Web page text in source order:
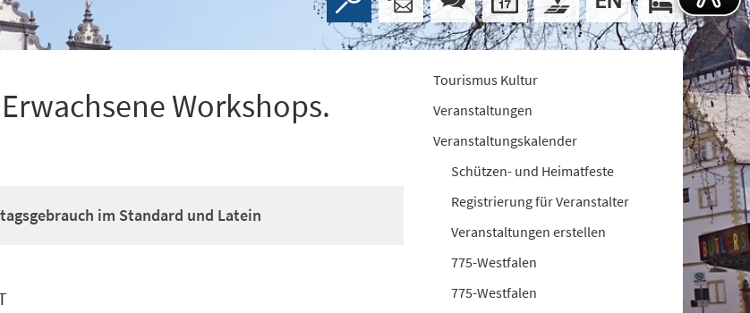
Workshops.
im Standard und Latein
Tourismus Kultur
Veranstaltungen
Veranstaltungskalender
Schützen- und Heimatfeste
Registrierung für Veranstalter
Veranstaltungen erstellen
775-Westfalen
775-Westfalen